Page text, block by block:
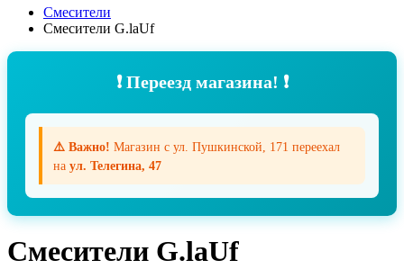
Смесители
Смесители G.laUf
❗ Переезд магазина! ❗
⚠️ Важно! Магазин с ул. Пушкинской, 171 переехал
на ул. Телегина, 47
Смесители G.laUf